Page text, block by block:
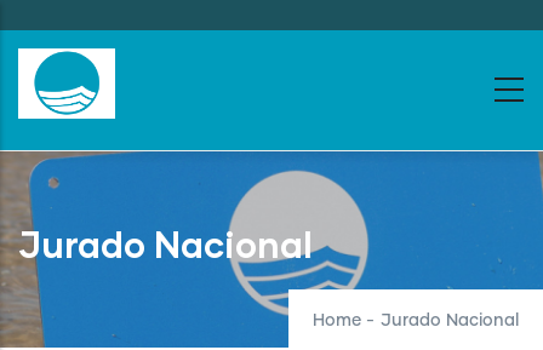
to
main
content
Jurado Nacional
Home - Jurado Nacional